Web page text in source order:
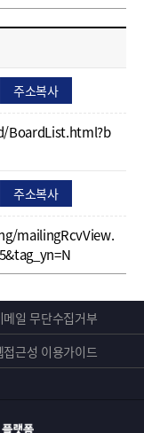
주소복사
BoardList.html?b
주소복사
mailingRcvView.
메일 무단수집거부
접근성 이용가이드